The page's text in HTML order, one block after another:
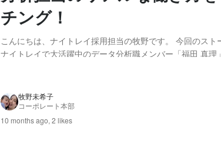
チング！
こんにちは、ナイトレイ採用担当の牧野です。 今回のスト
ナイトレイで大活躍中のデータ分析職メンバー「福田 真理
く仲間の募集です^_^ 1日の業務の流れやデ...
牧野未希子
コーポレート本部
10 months ago, 2 likes